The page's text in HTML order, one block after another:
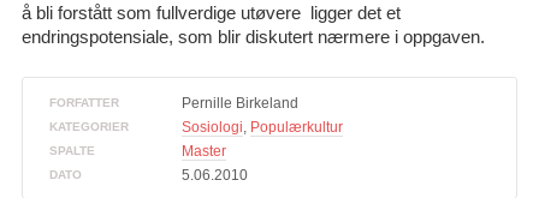
å bli forstått som fullverdige utøvere ligger det et
endringspotensiale, som blir diskutert nærmere i oppgaven.
FORFATTER Pernille Birkeland
KATEGORIER Sosiologi, Populærkultur
SPALTE Master
DATO 5.06.2010